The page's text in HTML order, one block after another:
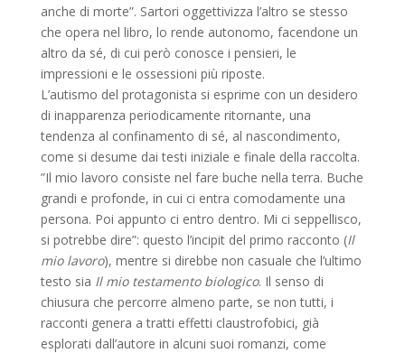
anche di morte”. Sartori oggettivizza l’altro se stesso
che opera nel libro, lo rende autonomo, facendone un
altro da sé, di cui però conosce i pensieri, le
impressioni e le ossessioni più riposte.
L’autismo del protagonista si esprime con un desidero
di inapparenza periodicamente ritornante, una
tendenza al confinamento di sé, al nascondimento,
come si desume dai testi iniziale e finale della raccolta.
”Il mio lavoro consiste nel fare buche nella terra. Buche
grandi e profonde, in cui ci entra comodamente una
persona. Poi appunto ci entro dentro. Mi ci seppellisco,
si potrebbe dire”: questo l’incipit del primo racconto (Il
mio lavoro), mentre si direbbe non casuale che l’ultimo
testo sia Il mio testamento biologico. Il senso di
chiusura che percorre almeno parte, se non tutti, i
racconti genera a tratti effetti claustrofobici, già
esplorati dall’autore in alcuni suoi romanzi, come